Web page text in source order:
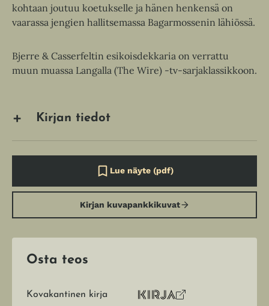
kohtaan joutuu koetukselle ja hänen henkensä on
vaarassa jengien hallitsemassa Bagarmossenin lähiössä.
Bjerre & Casserfeltin esikoisdekkaria on verrattu
muun muassa Langalla (The Wire) -tv-sarjaklassikkoon.
Kirjan tiedot
Lue näyte (pdf)
A
u
k
e
a
u
v
Kirjan kuvapankkikuvat
Osta teos
Kovakantinen kirja